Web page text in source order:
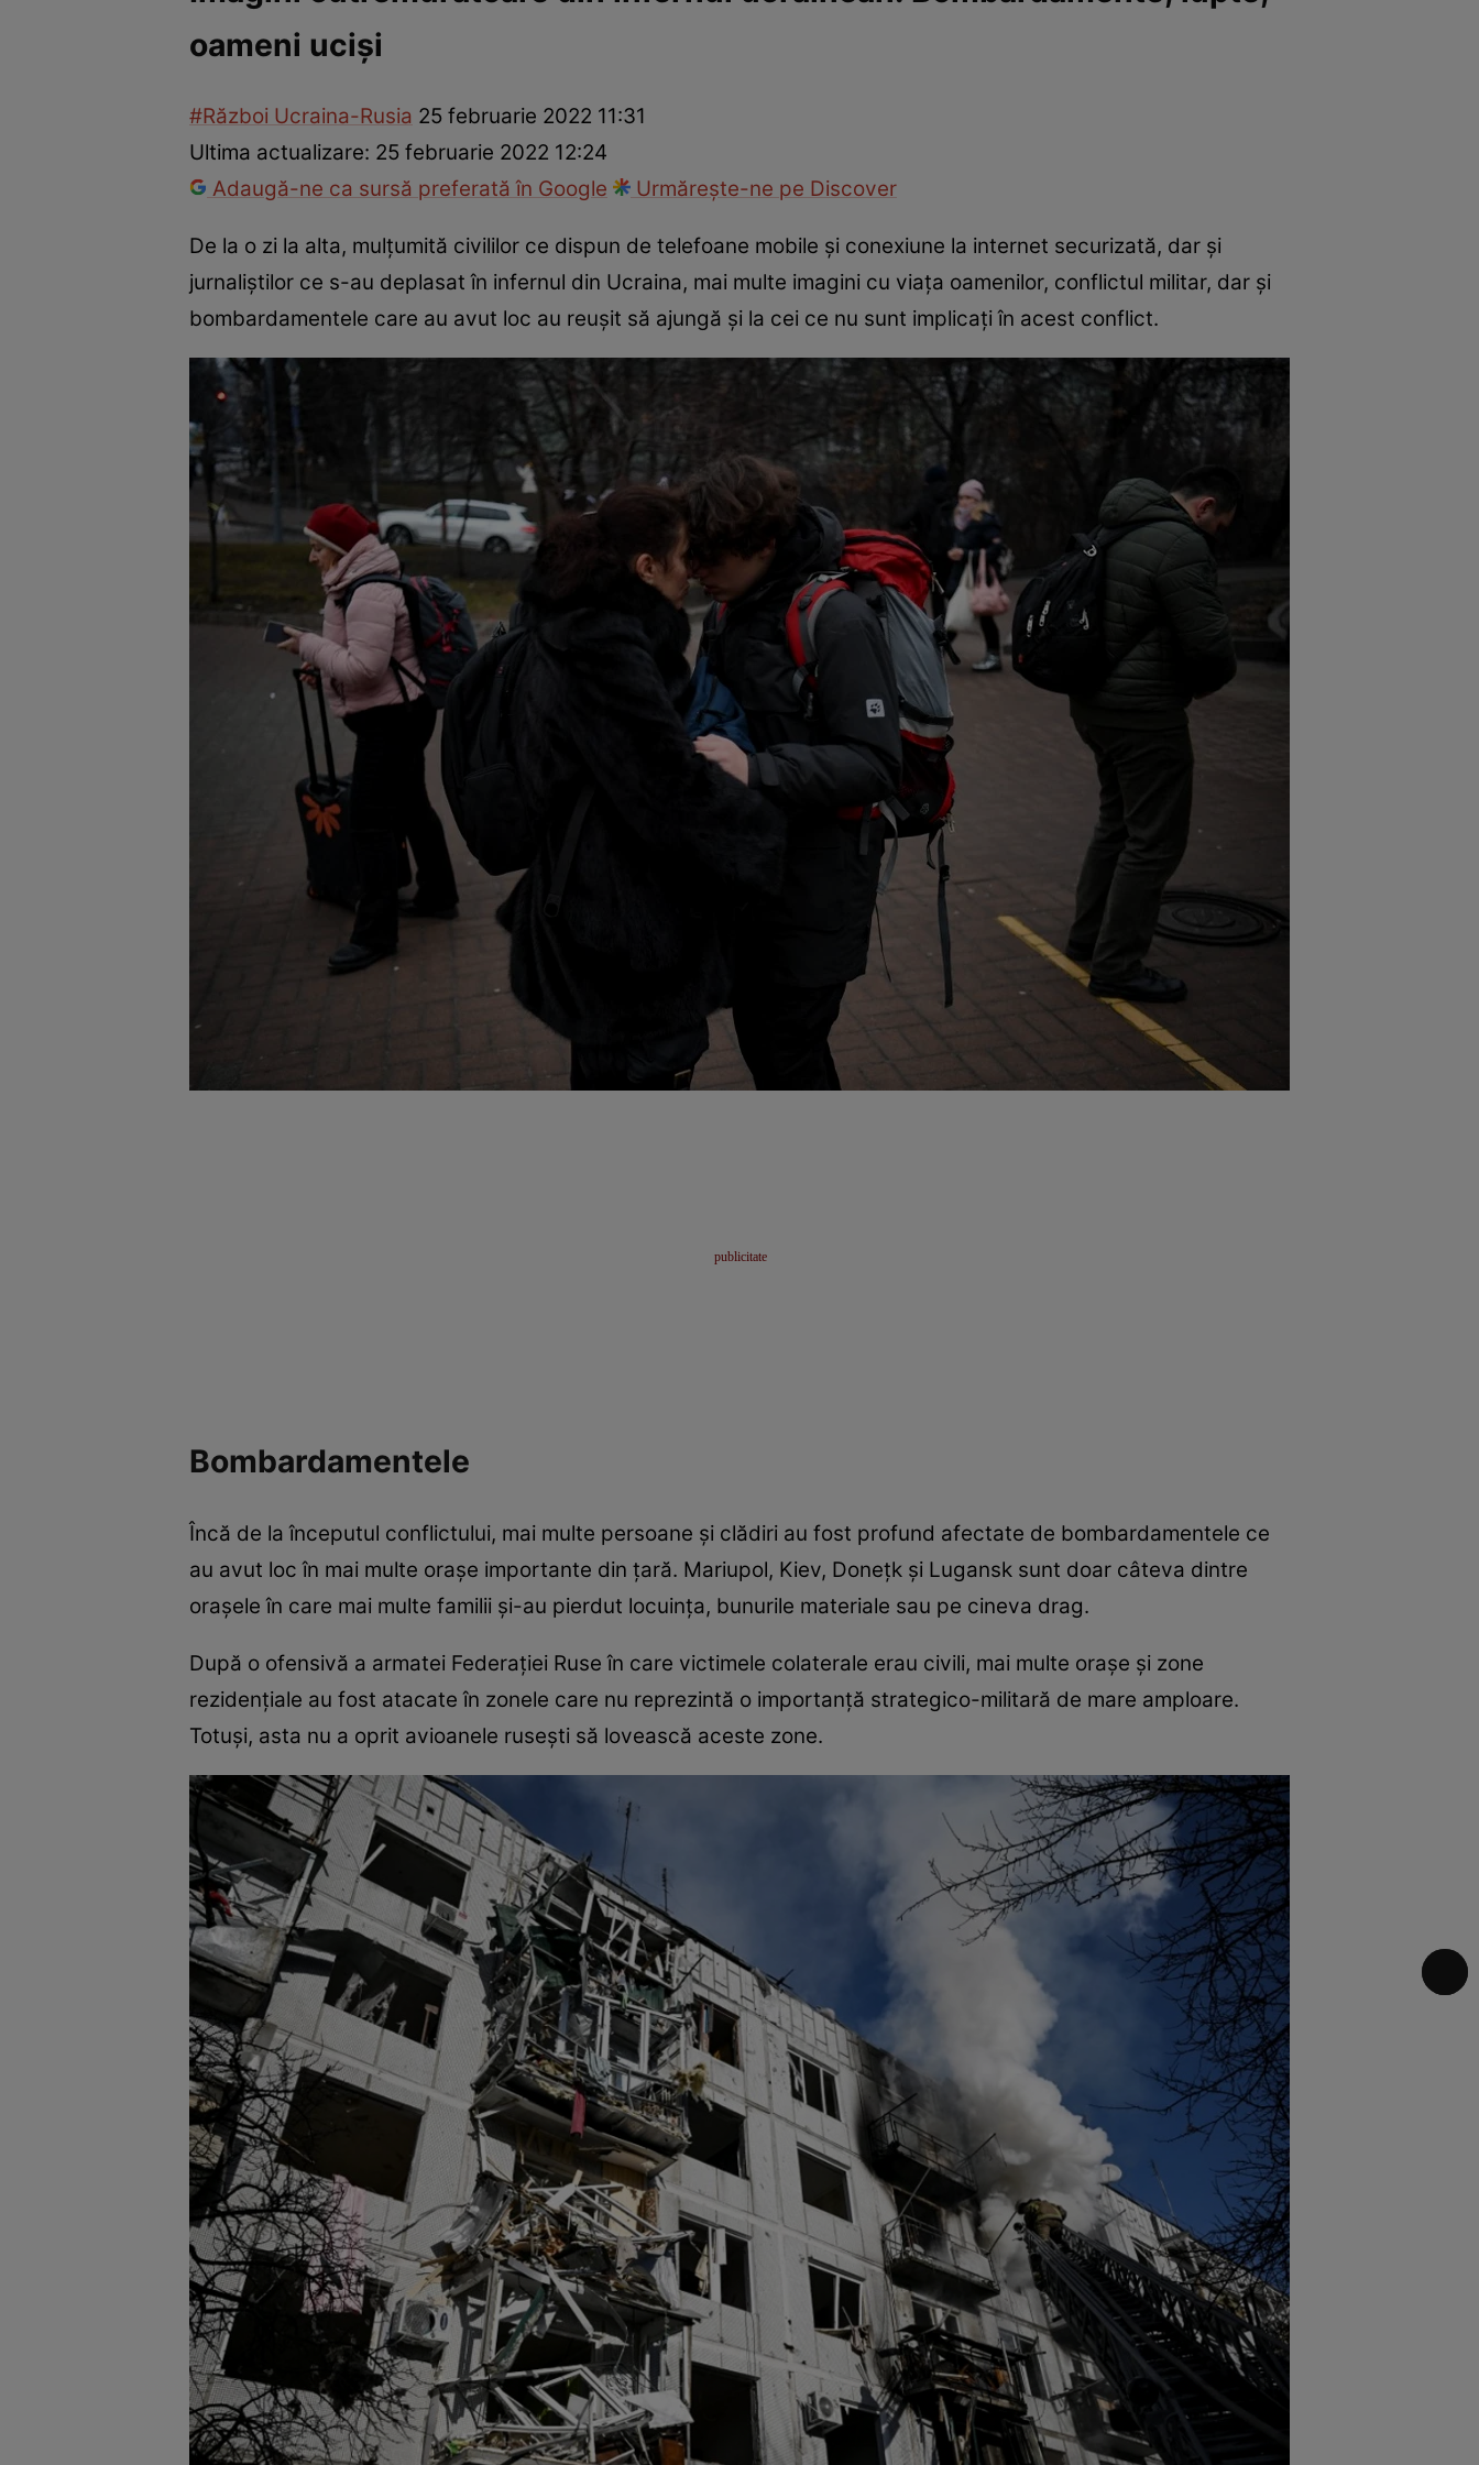
Internațional Fapt divers
oameni uciși
#Război Ucraina-Rusia 25 februarie 2022 11:31
Ultima actualizare: 25 februarie 2022 12:24
Adaugă-ne ca sursă preferată în Google
Urmărește-ne pe Discover
De la o zi la alta, mulțumită civililor ce dispun de telefoane mobile și conexiune la internet securizată, dar și
jurnaliștilor ce s-au deplasat în infernul din Ucraina, mai multe imagini cu viața oamenilor, conflictul militar, dar și
bombardamentele care au avut loc au reușit să ajungă și la cei ce nu sunt implicați în acest conflict.
Bombardamentele
Încă de la începutul conflictului, mai multe persoane și clădiri au fost profund afectate de bombardamentele ce
au avut loc în mai multe orașe importante din țară. Mariupol, Kiev, Donețk și Lugansk sunt doar câteva dintre
orașele în care mai multe familii și-au pierdut locuința, bunurile materiale sau pe cineva drag.
După o ofensivă a armatei Federației Ruse în care victimele colaterale erau civili, mai multe orașe și zone
rezidențiale au fost atacate în zonele care nu reprezintă o importanță strategico-militară de mare amploare.
Totuși, asta nu a oprit avioanele rusești să lovească aceste zone.